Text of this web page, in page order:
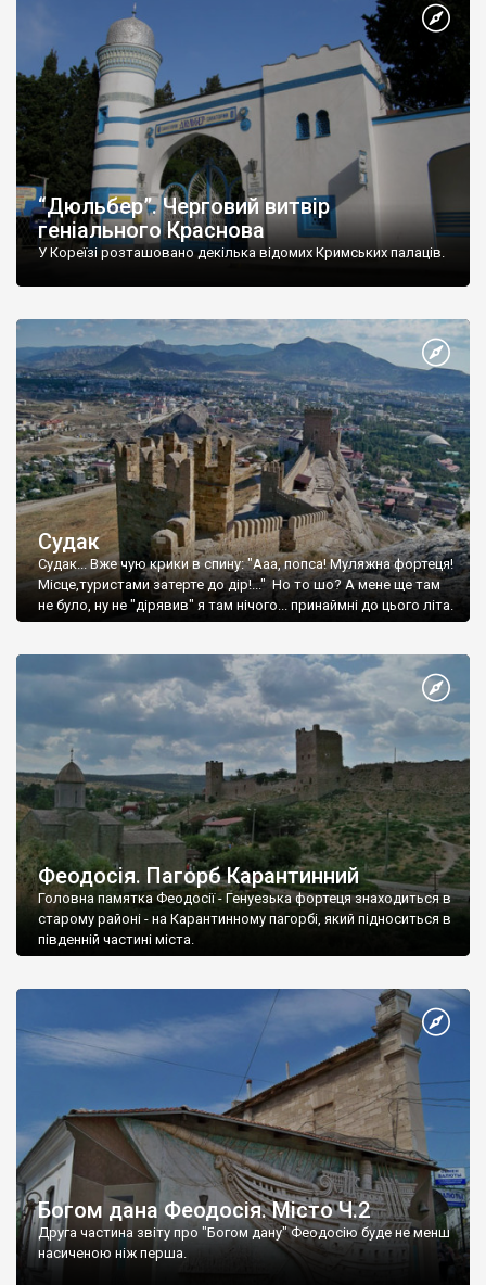
“Дюльбер”. Черговий витвір
геніального Краснова
У Кореїзі розташовано декілька відомих Кримських палаців.
Судак
Судак... Вже чую крики в спину: "Ааа, попса! Муляжна фортеця!
Місце,туристами затерте до дір!..." Но то шо? А мене ще там
не було, ну не "дірявив" я там нічого... принаймні до цього літа.
Феодосія. Пагорб Карантинний
Головна памятка Феодосії - Генуезька фортеця знаходиться в
старому районі - на Карантинному пагорбі, який підноситься в
південній частині міста.
Богом дана Феодосія. Місто Ч.2
Друга частина звіту про "Богом дану" Феодосію буде не менш
насиченою ніж перша.